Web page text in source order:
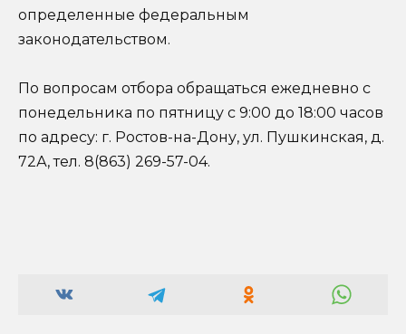
определенные федеральным
законодательством.
По вопросам отбора обращаться ежедневно с
понедельника по пятницу с 9:00 до 18:00 часов
по адресу: г. Ростов-на-Дону, ул. Пушкинская, д.
72А, тел. 8(863) 269-57-04.